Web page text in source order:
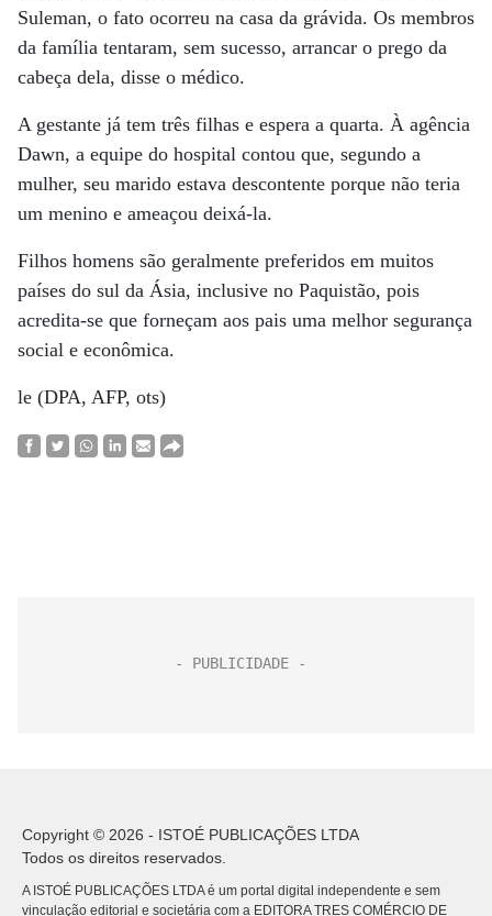
Suleman, o fato ocorreu na casa da grávida. Os membros
da família tentaram, sem sucesso, arrancar o prego da
cabeça dela, disse o médico.
A gestante já tem três filhas e espera a quarta. À agência
Dawn, a equipe do hospital contou que, segundo a
mulher, seu marido estava descontente porque não teria
um menino e ameaçou deixá-la.
Filhos homens são geralmente preferidos em muitos
países do sul da Ásia, inclusive no Paquistão, pois
acredita-se que forneçam aos pais uma melhor segurança
social e econômica.
le (DPA, AFP, ots)
Copyright © 2026 - ISTOÉ PUBLICAÇÕES LTDA
Todos os direitos reservados.
A ISTOÉ PUBLICAÇÕES LTDA é um portal digital independente e sem
vinculação editorial e societária com a EDITORA TRES COMÉRCIO DE